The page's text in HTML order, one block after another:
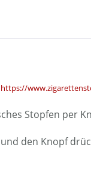
https://
Stopfen per
den Knopf